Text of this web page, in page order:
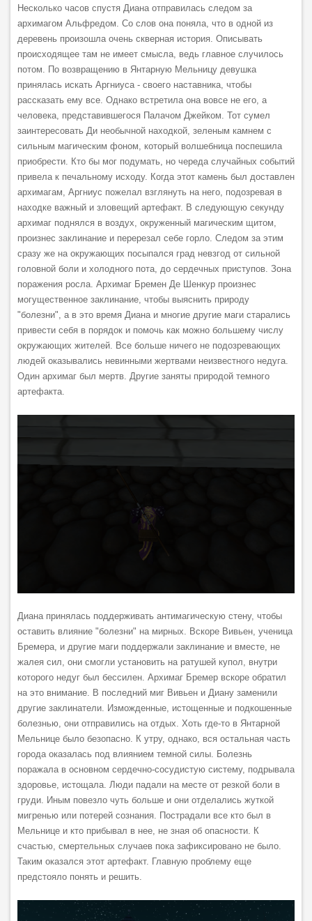
Несколько часов спустя Диана отправилась следом за
архимагом Альфредом. Со слов она поняла, что в одной из
деревень произошла очень скверная история. Описывать
происходящее там не имеет смысла, ведь главное случилось
потом. По возвращению в Янтарную Мельницу девушка
принялась искать Аргниуса - своего наставника, чтобы
рассказать ему все. Однако встретила она вовсе не его, а
человека, представившегося Палачом Джейком. Тот сумел
заинтересовать Ди необычной находкой, зеленым камнем с
сильным магическим фоном, который волшебница поспешила
приобрести. Кто бы мог подумать, но череда случайных событий
привела к печальному исходу. Когда этот камень был доставлен
архимагам, Аргниус пожелал взглянуть на него, подозревая в
находке важный и зловещий артефакт. В следующую секунду
архимаг поднялся в воздух, окруженный магическим щитом,
произнес заклинание и перерезал себе горло. Следом за этим
сразу же на окружающих посыпался град невзгод от сильной
головной боли и холодного пота, до сердечных приступов. Зона
поражения росла. Архимаг Бремен Де Шенкур произнес
могущественное заклинание, чтобы выяснить природу
"болезни", а в это время Диана и многие другие маги старались
привести себя в порядок и помочь как можно большему числу
окружающих жителей. Все больше ничего не подозревающих
людей оказывались невинными жертвами неизвестного недуга.
Один архимаг был мертв. Другие заняты природой темного
артефакта.
Диана принялась поддерживать антимагическую стену, чтобы
оставить влияние "болезни" на мирных. Вскоре Вивьен, ученица
Бремера, и другие маги поддержали заклинание и вместе, не
жалея сил, они смогли установить на ратушей купол, внутри
которого недуг был бессилен. Архимаг Бремер вскоре обратил
на это внимание. В последний миг Вивьен и Диану заменили
другие заклинатели. Изможденные, истощенные и подкошенные
болезнью, они отправились на отдых. Хоть где-то в Янтарной
Мельнице было безопасно. К утру, однако, вся остальная часть
города оказалась под влиянием темной силы. Болезнь
поражала в основном сердечно-сосудистую систему, подрывала
здоровье, истощала. Люди падали на месте от резкой боли в
груди. Иным повезло чуть больше и они отделались жуткой
мигренью или потерей сознания. Пострадали все кто был в
Мельнице и кто прибывал в нее, не зная об опасности. К
счастью, смертельных случаев пока зафиксировано не было.
Таким оказался этот артефакт. Главную проблему еще
предстояло понять и решить.